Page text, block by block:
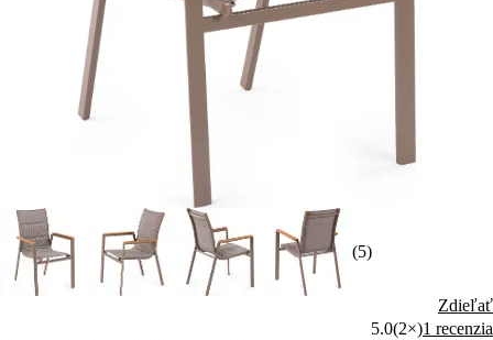
(5)
Zdieľať
5.0(2×)1 recenzia